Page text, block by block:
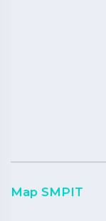
Map SMPIT